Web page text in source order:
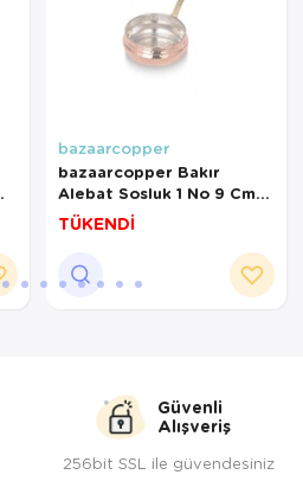
bazaarcopper
bazaarcopper Bakır
Alebat Sosluk 1 No 9 Cm
Makine Dövme Kırmızı
bazaarcopper4816-1
TÜKENDİ
Güvenli
Alışveriş
256bit SSL ile güvendesiniz